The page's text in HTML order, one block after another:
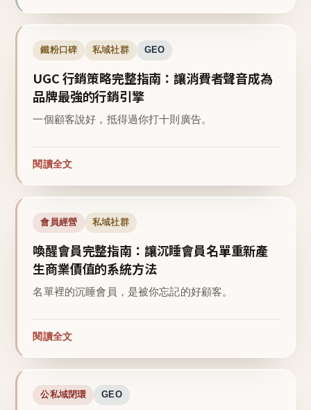
鐵粉口碑 私域社群 GEO
UGC 行銷策略完整指南：讓消費者聲音成為
品牌最強的行銷引擎
一個顧客說好，抵得過你打十則廣告。
閱讀全文
會員經營 私域社群
喚醒會員完整指南：讓沉睡會員名單重新產
生商業價值的系統方法
名單裡的沉睡會員，是被你忘記的好顧客。
閱讀全文
公私域閉環 GEO